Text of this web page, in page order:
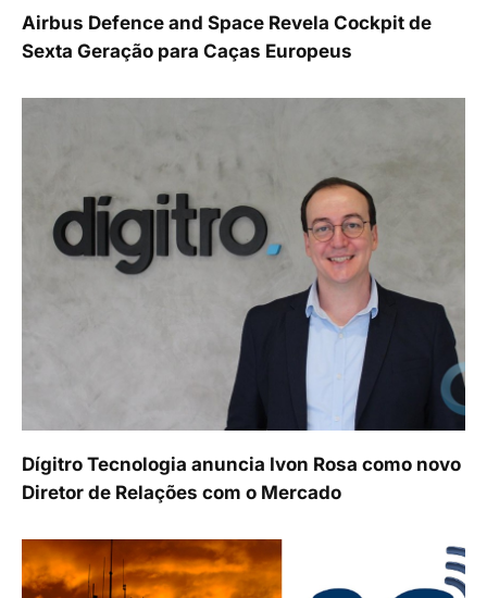
Airbus Defence and Space Revela Cockpit de
Sexta Geração para Caças Europeus
Dígitro Tecnologia anuncia Ivon Rosa como novo
Diretor de Relações com o Mercado